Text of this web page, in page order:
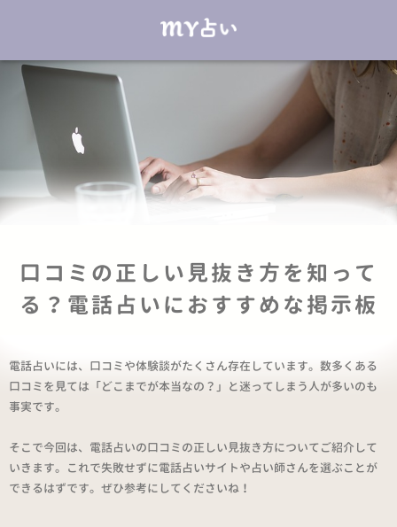
口コミの正しい見抜き方を知って
る？電話占いにおすすめな掲示板
電話占いには、口コミや体験談がたくさん存在しています。数多くある
口コミを見ては「どこまでが本当なの？」と迷ってしまう人が多いのも
事実です。
そこで今回は、電話占いの口コミの正しい見抜き方についてご紹介して
いきます。これで失敗せずに電話占いサイトや占い師さんを選ぶことが
できるはずです。ぜひ参考にしてくださいね！